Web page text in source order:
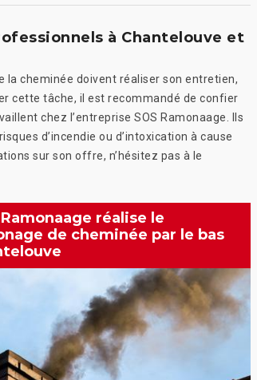
à Chantelouve et
cheminée doivent réaliser son entretien,
cette tâche, il est recommandé de confier
chez l’entreprise SOS Ramonaage. Ils
d’incendie ou d’intoxication à cause
sur son offre, n’hésitez pas à le
Ramonaage réalise le
de cheminée par le bas